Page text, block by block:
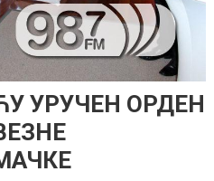
УРУЧЕН ОРДЕН